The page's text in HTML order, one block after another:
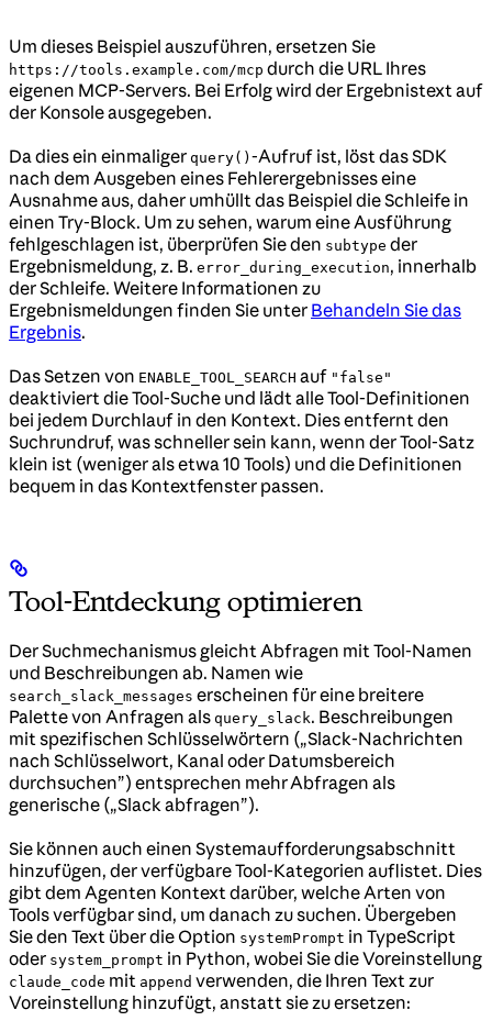
Um dieses Beispiel auszuführen, ersetzen Sie
https://tools.example.com/mcp durch die URL Ihres
eigenen MCP-Servers. Bei Erfolg wird der Ergebnistext auf
der Konsole ausgegeben.
Da dies ein einmaliger query() -Aufruf ist, löst das SDK
nach dem Ausgeben eines Fehlerergebnisses eine
Ausnahme aus, daher umhüllt das Beispiel die Schleife in
einen Try-Block. Um zu sehen, warum eine Ausführung
fehlgeschlagen ist, überprüfen Sie den subtype der
Ergebnismeldung, z. B. error_during_execution, innerhalb
der Schleife. Weitere Informationen zu
Ergebnismeldungen finden Sie unter Behandeln Sie das
Ergebnis.
Das Setzen von ENABLE_TOOL_SEARCH auf "false"
deaktiviert die Tool-Suche und lädt alle Tool-Definitionen
bei jedem Durchlauf in den Kontext. Dies entfernt den
Suchrundruf, was schneller sein kann, wenn der Tool-Satz
klein ist (weniger als etwa 10 Tools) und die Definitionen
bequem in das Kontextfenster passen.
Tool-Entdeckung optimieren
Der Suchmechanismus gleicht Abfragen mit Tool-Namen
und Beschreibungen ab. Namen wie
search_slack_messages erscheinen für eine breitere
Palette von Anfragen als query_slack. Beschreibungen
mit spezifischen Schlüsselwörtern („Slack-Nachrichten
nach Schlüsselwort, Kanal oder Datumsbereich
durchsuchen”) entsprechen mehr Abfragen als
generische („Slack abfragen”).
Sie können auch einen Systemaufforderungsabschnitt
hinzufügen, der verfügbare Tool-Kategorien auflistet. Dies
gibt dem Agenten Kontext darüber, welche Arten von
Tools verfügbar sind, um danach zu suchen. Übergeben
Sie den Text über die Option systemPrompt in TypeScript
oder system_prompt in Python, wobei Sie die Voreinstellung
claude_code mit append verwenden, die Ihren Text zur
Voreinstellung hinzufügt, anstatt sie zu ersetzen: